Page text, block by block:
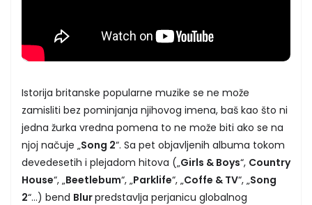
Istorija britanske popularne muzike se ne može
zamisliti bez pominjanja njihovog imena, baš kao što ni
jedna žurka vredna pomena to ne može biti ako se na
njoj načuje „Song 2“. Sa pet objavljenih albuma tokom
devedesetih i plejadom hitova („Girls & Boys“, Country
House“, „Beetlebum“, „Parklife“, „Coffe & TV“, „Song
2“…) bend Blurpredstavlja perjanicu globalnog